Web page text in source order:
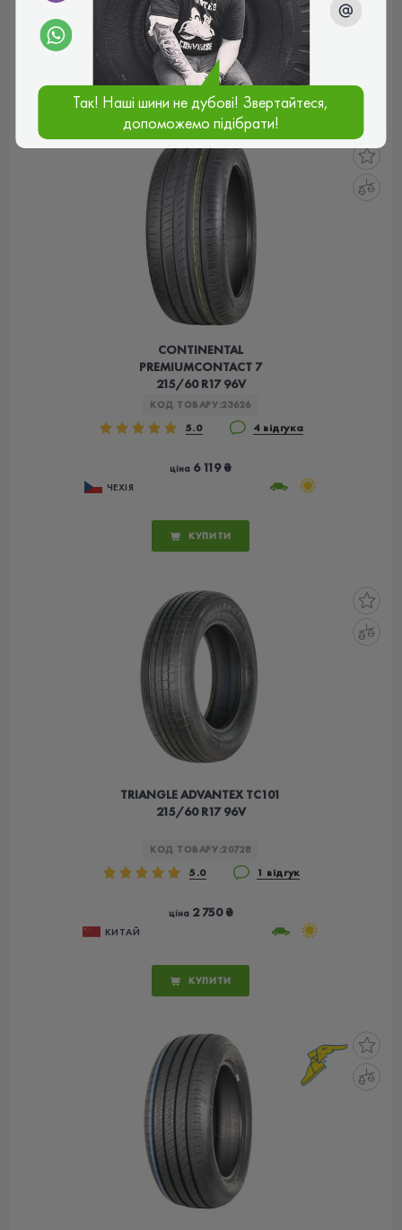
ціна5 959 ₴
CONTINENTAL
PREMIUMCONTACT 7
215/60 R17 96V
КОД ТОВАРУ:23626
5.0 4 відгука
ціна 6 119 ₴
ЧЕХІЯ
КУПИТИ
TRIANGLE ADVANTEX TC101
215/60 R17 96V
КОД ТОВАРУ:20728
5.0 1 відгук
ціна2 750 ₴
КИТАЙ
КУПИТИ
Так! Наші шини не дубові! Звертайтеся,
допоможемо підібрати!